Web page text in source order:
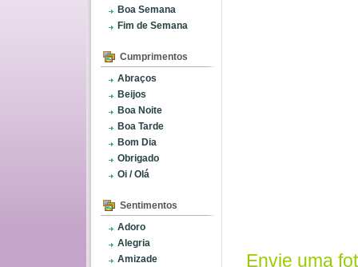
Boa Semana
Fim de Semana
Cumprimentos
Abraços
Beijos
Boa Noite
Boa Tarde
Bom Dia
Obrigado
Oi / Olá
Sentimentos
Adoro
Alegria
Amizade
Envie uma